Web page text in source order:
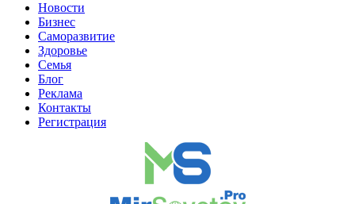
Новости
Бизнес
Саморазвитие
Здоровье
Семья
Блог
Реклама
Контакты
Регистрация